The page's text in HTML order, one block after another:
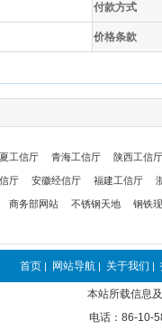
付款方式
价格条款
工信厅 青海工信厅 陕西工信厅
厅 安徽经信厅 福建工信厅
商务部网站 不锈钢天地 钢铁
首页 | 网站导航 | 关于我们 |
本站所载信息
电话：86-10-